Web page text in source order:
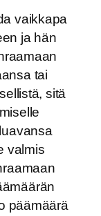
vaikkapa
ja hän
tai
sitä
valmis
päämäärä